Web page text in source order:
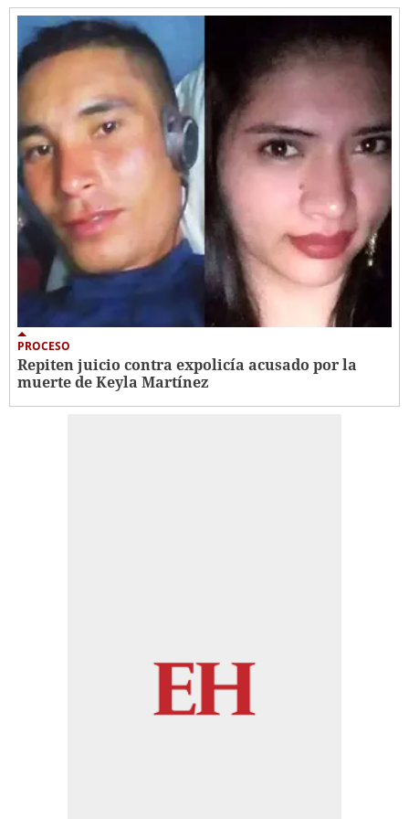
PROCESO
Repiten juicio contra expolicía acusado por la
muerte de Keyla Martínez